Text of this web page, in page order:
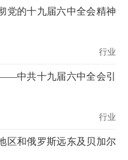
党的十九届六中全会精神
行业
中共十九届六中全会引
行业
区和俄罗斯远东及贝加尔